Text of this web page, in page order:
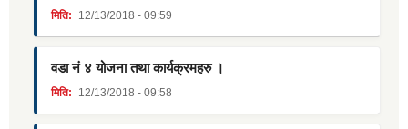
मिति: 12/13/2018 - 09:59
वडा नं ४ योजना तथा कार्यक्रमहरु ।
मिति: 12/13/2018 - 09:58